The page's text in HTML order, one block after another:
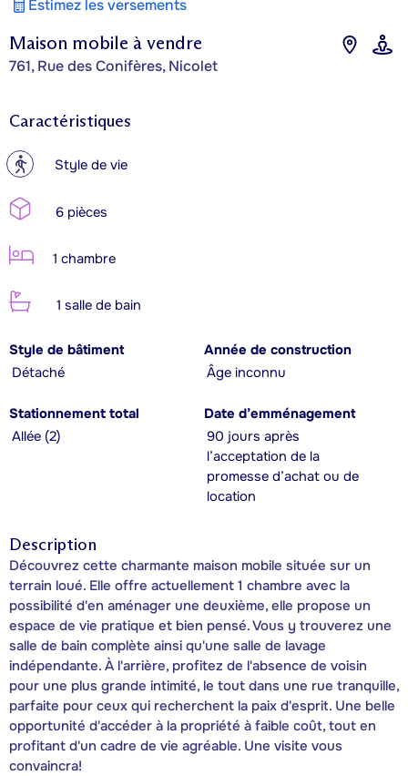
Maison mobile à vendre
761, Rue des Conifères, Nicolet
Estimez les versements
Caractéristiques
? Style de vie
6 pièces
1 chambre
1 salle de bain
Style de bâtiment
Détaché
Année de construction
Âge inconnu
Stationnement total
Allée (2)
Date d’emménagement
90 jours après
l’acceptation de la
promesse d’achat ou de
location
Description
Découvrez cette charmante maison mobile située sur un
terrain loué. Elle offre actuellement 1 chambre avec la
possibilité d'en aménager une deuxième, elle propose un
espace de vie pratique et bien pensé. Vous y trouverez une
salle de bain complète ainsi qu'une salle de lavage
indépendante. À l'arrière, profitez de l'absence de voisin
pour une plus grande intimité, le tout dans une rue tranquille,
parfaite pour ceux qui recherchent la paix d'esprit. Une belle
opportunité d'accéder à la propriété à faible coût, tout en
profitant d'un cadre de vie agréable. Une visite vous
convaincra!